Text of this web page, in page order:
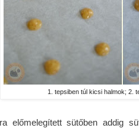
1. tepsiben túl kicsi halmok; 2.
előmelegített sütőben addig